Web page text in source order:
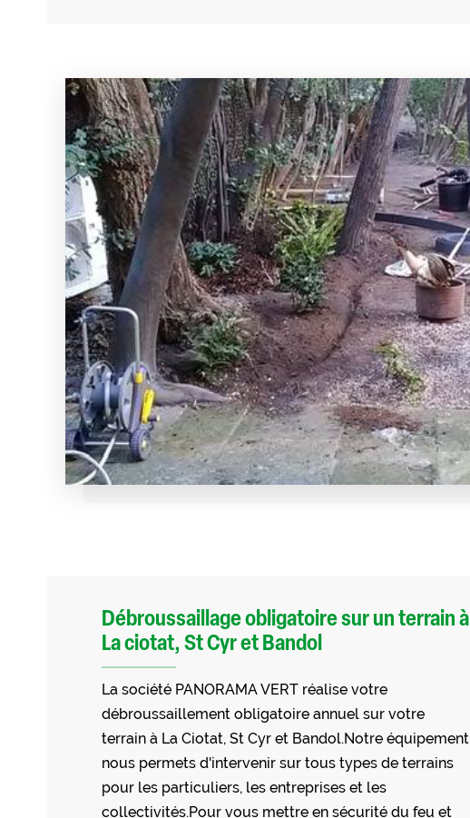
Débroussaillage obligatoire sur un terrain à
La ciotat, St Cyr et Bandol
La société PANORAMA VERT réalise votre
débroussaillement obligatoire annuel sur votre
terrain à La Ciotat, St Cyr et Bandol.Notre équipement
nous permets d'intervenir sur tous types de terrains
pour les particuliers, les entreprises et les
collectivités.Pour vous mettre en sécurité du feu et